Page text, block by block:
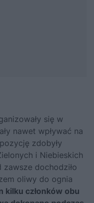
się w
nawet wpływać na
zdobyły
i Niebieskich
dochodziło
oliwy do ognia
kilku członków obu